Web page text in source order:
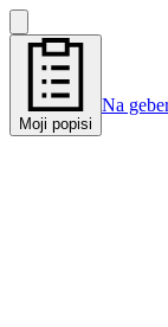
Moji popisi
Na